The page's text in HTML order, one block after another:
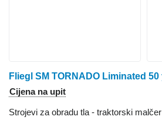
Cijena na upit
Strojevi za obradu tla - traktorski malčer